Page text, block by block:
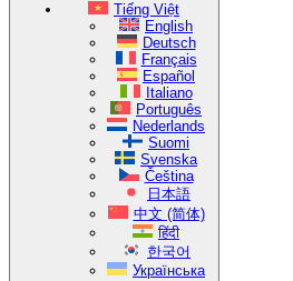
Tiếng Việt
English
Deutsch
Français
Español
Italiano
Português
Nederlands
Suomi
Svenska
Čeština
日本語
中文 (简体)
हिंदी
한국어
Українська